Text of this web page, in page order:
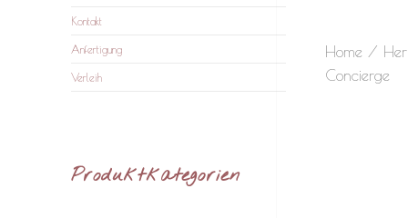
Kontakt
Anfertigung
Verleih
Produktkategorien
Home /
Concierge